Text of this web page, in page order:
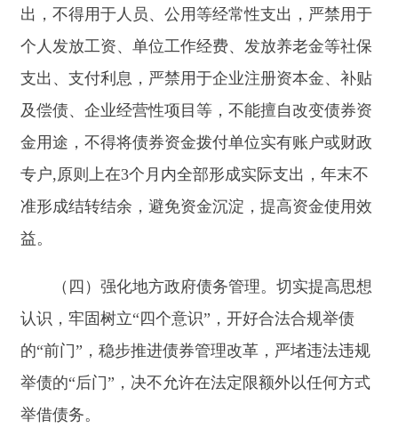
打印本页 关闭窗口
承办：新疆阿合奇县政务服务和数字发
政府网站标识码：6530230001
新公网安备：65302302000001号
新ICP备16001989号
地 址：阿合奇县南大街 邮 编：843500
法律声明
电话：0908-5623856
关于我们
网站地图